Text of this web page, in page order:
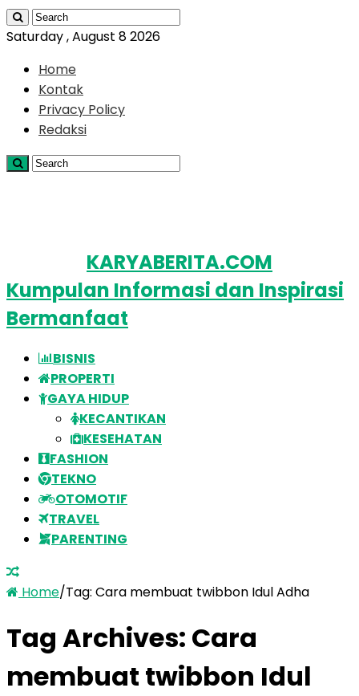
Saturday , August 8 2026
Home
Kontak
Privacy Policy
Redaksi
KARYABERITA.COM
Kumpulan Informasi dan Inspirasi
Bermanfaat
BISNIS
PROPERTI
GAYA HIDUP
KECANTIKAN
KESEHATAN
FASHION
TEKNO
OTOMOTIF
TRAVEL
PARENTING
Home/Tag: Cara membuat twibbon Idul Adha
Tag Archives: Cara
membuat twibbon Idul